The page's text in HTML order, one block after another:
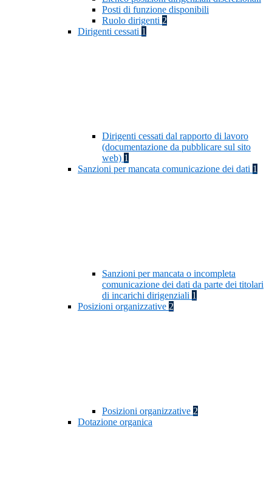
Posti di funzione disponibili
Ruolo dirigenti 2
Dirigenti cessati 1
Dirigenti cessati dal rapporto di lavoro
(documentazione da pubblicare sul sito
web) 1
Sanzioni per mancata comunicazione dei dati 1
Sanzioni per mancata o incompleta
comunicazione dei dati da parte dei titolari
di incarichi dirigenziali 1
Posizioni organizzative 2
Posizioni organizzative 2
Dotazione organica